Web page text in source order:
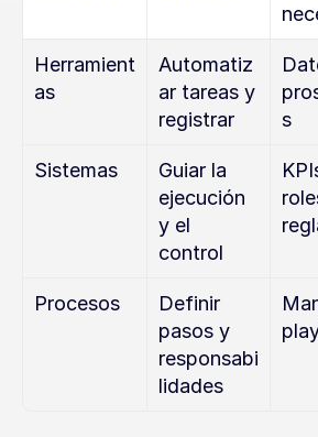
Herramient
as
Automatiz
ar tareas y
registrar
s
Sistemas
Guiar la
ejecución
y el
control
Procesos
Definir
pasos y
responsabi
lidades